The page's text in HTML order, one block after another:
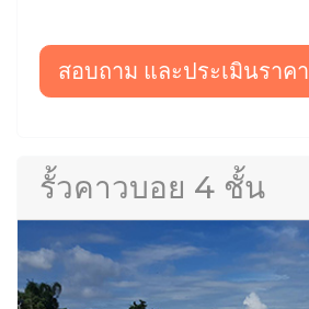
สอบถาม และประเมินราคา
รั้วคาวบอย 4 ชั้น